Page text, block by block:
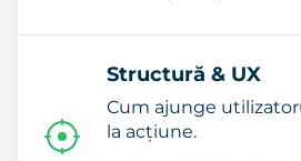
Structură & UX
Cum ajunge
la acțiune.